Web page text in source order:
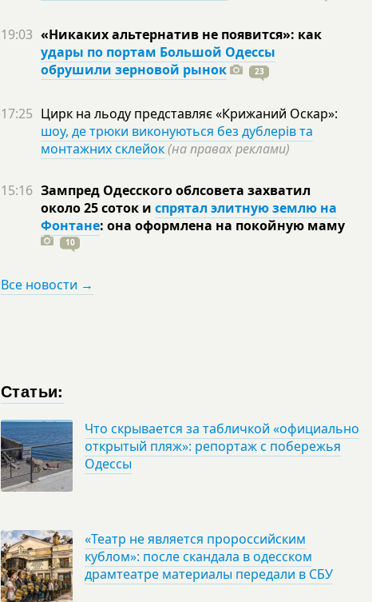
19:03 «Никаких альтернатив не появится»: как
удары по портам Большой Одессы
обрушили зерновой рынок
23
17:25 Цирк на льоду представляє «Крижаний Оскар»:
шоу, де трюки виконуються без дублерів та
монтажних склейок(на правах реклами)
15:16 Зампред Одесского облсовета захватил
около 25 соток и спрятал элитную землю на
Фонтане: она оформлена на покойную маму
10
Все новости →
Статьи:
Что скрывается за табличкой «официально
открытый пляж»: репортаж с побережья
Одессы
«Театр не является пророссийским
кублом»: после скандала в одесском
драмтеатре материалы передали в СБУ